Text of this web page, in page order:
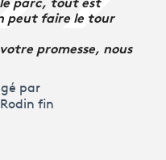
peut faire le tour
promesse, nous
par
fin